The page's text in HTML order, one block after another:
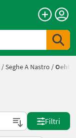
/Seghe A Nastro /Oehler
Filtri